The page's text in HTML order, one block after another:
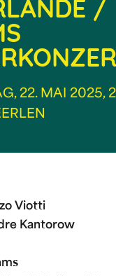
/
22. MAI 2025,
Viotti
Kantorow